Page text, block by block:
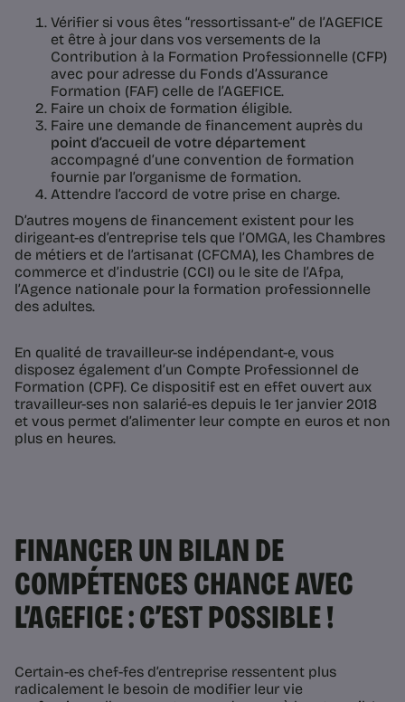
Vérifier si vous êtes “ressortissant-e” de l’AGEFICE
et être à jour dans vos versements de la
Contribution à la Formation Professionnelle (CFP)
avec pour adresse du Fonds d’Assurance
Formation (FAF) celle de l’AGEFICE.
Faire un choix de formation éligible.
Faire une demande de financement auprès du
point d’accueil de votre département
accompagné d’une convention de formation
fournie par l’organisme de formation.
Attendre l’accord de votre prise en charge.
D’autres moyens de financement existent pour les
dirigeant-es d’entreprise tels que l’OMGA, les Chambres
de métiers et de l’artisanat (CFCMA), les Chambres de
commerce et d’industrie (CCI) ou le site de l’Afpa,
l’Agence nationale pour la formation professionnelle
des adultes.
En qualité de travailleur-se indépendant-e, vous
disposez également d’un Compte Professionnel de
Formation (CPF). Ce dispositif est en effet ouvert aux
travailleur-ses non salarié-es depuis le 1er janvier 2018
et vous permet d’alimenter leur compte en euros et non
plus en heures.
FINANCER UN BILAN DE
COMPÉTENCES CHANCE AVEC
L’AGEFICE : C’EST POSSIBLE !
Certain-es chef-fes d’entreprise ressentent plus
radicalement le besoin de modifier leur vie